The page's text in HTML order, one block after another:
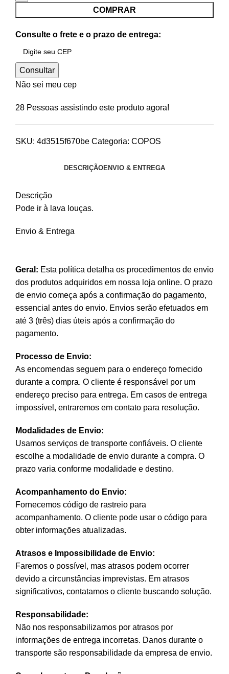
COMPRAR
Consulte o frete e o prazo de entrega:
Consultar
Não sei meu cep
28 Pessoas assistindo este produto agora!
SKU: 4d3515f670be Categoria: COPOS
DESCRIÇÃOENVIO & ENTREGA
Descrição
Pode ir à lava louças.
Envio & Entrega
Geral: Esta política detalha os procedimentos de envio
dos produtos adquiridos em nossa loja online. O prazo
de envio começa após a confirmação do pagamento,
essencial antes do envio. Envios serão efetuados em
até 3 (três) dias úteis após a confirmação do
pagamento.
Processo de Envio:
As encomendas seguem para o endereço fornecido
durante a compra. O cliente é responsável por um
endereço preciso para entrega. Em casos de entrega
impossível, entraremos em contato para resolução.
Modalidades de Envio:
Usamos serviços de transporte confiáveis. O cliente
escolhe a modalidade de envio durante a compra. O
prazo varia conforme modalidade e destino.
Acompanhamento do Envio:
Fornecemos código de rastreio para
acompanhamento. O cliente pode usar o código para
obter informações atualizadas.
Atrasos e Impossibilidade de Envio:
Faremos o possível, mas atrasos podem ocorrer
devido a circunstâncias imprevistas. Em atrasos
significativos, contatamos o cliente buscando solução.
Responsabilidade:
Não nos responsabilizamos por atrasos por
informações de entrega incorretas. Danos durante o
transporte são responsabilidade da empresa de envio.